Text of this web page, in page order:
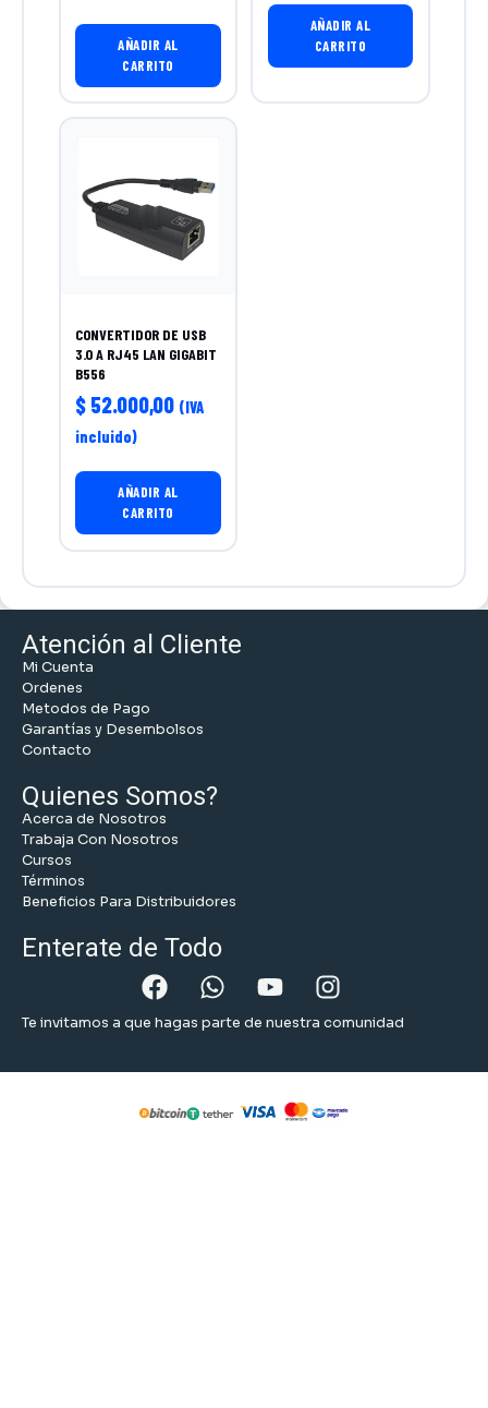
AÑADIR AL
CARRITO
AÑADIR AL
CARRITO
CONVERTIDOR DE USB
3.0 A RJ45 LAN GIGABIT
B556
$ 52.000,00 (IVA
incluido)
AÑADIR AL
CARRITO
Atención al Cliente
Mi Cuenta
Ordenes
Metodos de Pago
Garantías y Desembolsos
Contacto
Quienes Somos?
Acerca de Nosotros
Trabaja Con Nosotros
Cursos
Términos
Beneficios Para Distribuidores
Enterate de Todo
Te invitamos a que hagas parte de nuestra comunidad